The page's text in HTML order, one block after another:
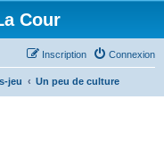
Cour
Connexion
Inscription
jeu Un peu de culture